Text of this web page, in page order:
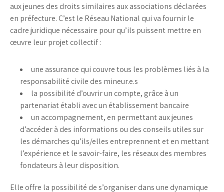
aux jeunes des droits similaires aux associations déclarées
en préfecture. C’est le Réseau National qui va fournir le
cadre juridique nécessaire pour qu’ils puissent mettre en
œuvre leur projet collectif :
une assurance qui couvre tous les problèmes liés à la
responsabilité civile des mineur.e.s
la possibilité d’ouvrir un compte, grâce à un
partenariat établi avec un établissement bancaire
un accompagnement, en permettant aux jeunes
d’accéder à des informations ou des conseils utiles sur
les démarches qu’ils/elles entreprennent et en mettant
l’expérience et le savoir-faire, les réseaux des membres
fondateurs à leur disposition.
Elle offre la possibilité de s’organiser dans une dynamique